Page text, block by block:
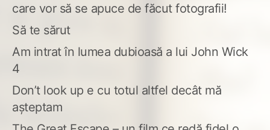
care vor să se apuce de făcut fotografii!
Să te sărut
Am intrat în lumea dubioasă a lui John Wick
4
Don’t look up e cu totul altfel decât mă
așteptam